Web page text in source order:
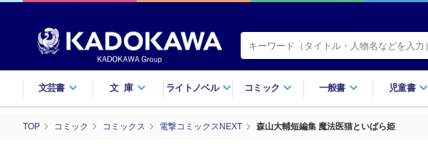
文芸書 文庫 ライトノベル コミック 一般書 児童書
TOP コミック コミックス 電撃コミックスNEXT 森山大輔短編集 魔法医猫といばら姫